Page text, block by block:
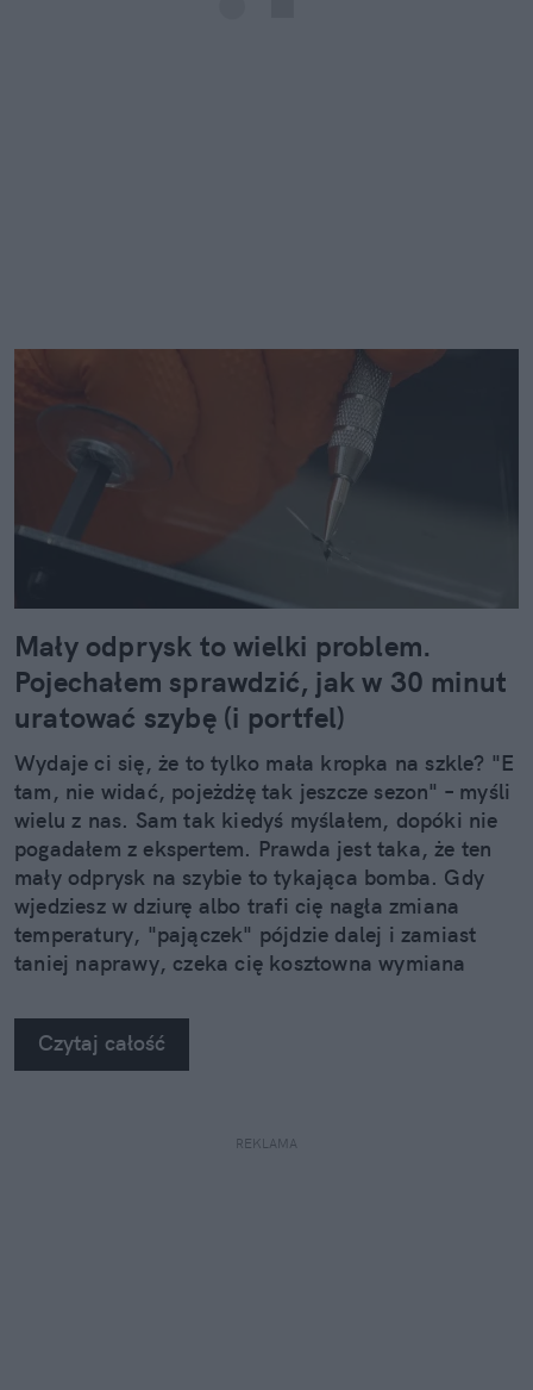
Mały odprysk to wielki problem.
Pojechałem sprawdzić, jak w 30 minut
uratować szybę (i portfel)
Wydaje ci się, że to tylko mała kropka na szkle? "E
tam, nie widać, pojeżdżę tak jeszcze sezon" – myśli
wielu z nas. Sam tak kiedyś myślałem, dopóki nie
pogadałem z ekspertem. Prawda jest taka, że ten
mały odprysk na szybie to tykająca bomba. Gdy
wjedziesz w dziurę albo trafi cię nagła zmiana
temperatury, "pajączek" pójdzie dalej i zamiast
taniej naprawy, czeka cię kosztowna wymiana
na własne oczy zobaczyć, jak profesjonaliści radzą
sobie z takimi uszkodzeniami.
Czytaj całość
REKLAMA